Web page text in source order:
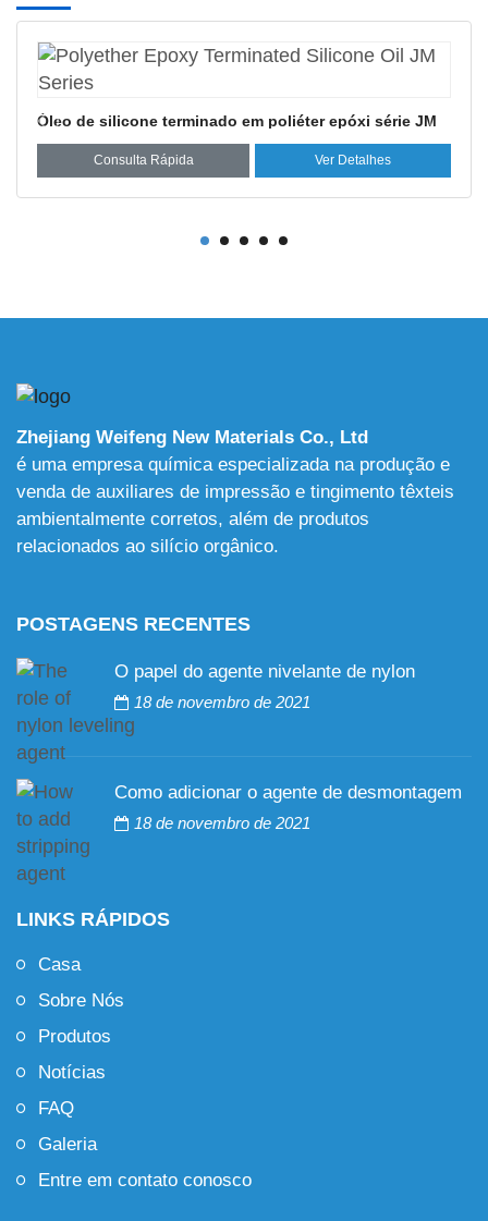
série JM
Consulta Rápida
Zhejiang Weifeng New Materials Co., Ltd
é uma empresa química especializada na produção e
venda de auxiliares de impressão e tingimento têxteis
ambientalmente corretos, além de produtos
relacionados ao silício orgânico.
POSTAGENS RECENTES
O papel do agente nivelante de nylon
18 de novembro de 2021
Como adicionar o agente de desmontagem
18 de novembro de 2021
LINKS RÁPIDOS
Casa
Sobre Nós
Produtos
Notícias
FAQ
Galeria
Entre em contato conosco